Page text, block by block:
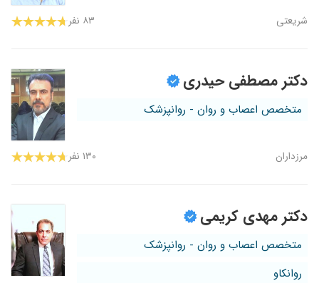
شریعتی ۸۳ نفر
دکتر مصطفی حیدری
متخصص اعصاب و روان - روانپزشک
مرزداران ۱۳۰ نفر
دکتر مهدی کریمی
متخصص اعصاب و روان - روانپزشک
روانکاو